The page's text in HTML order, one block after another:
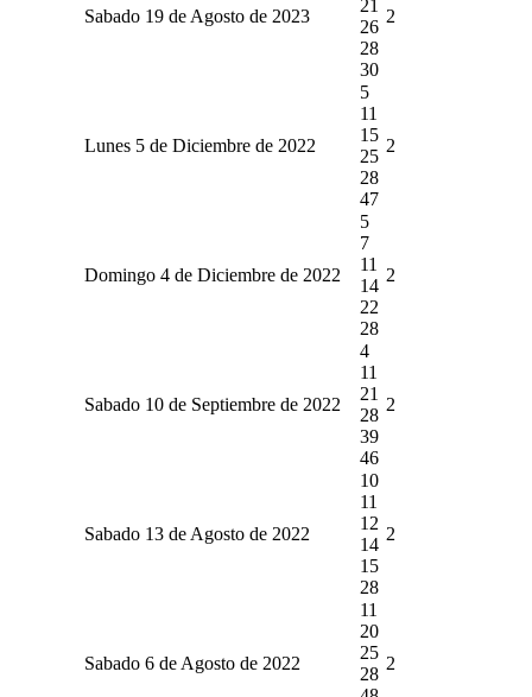
Sabado 19 de Agosto de 2023
21
26
28
30
2
Lunes 5 de Diciembre de 2022
5
11
15
25
28
47
2
Domingo 4 de Diciembre de 2022
5
7
11
14
22
28
2
Sabado 10 de Septiembre de 2022
4
11
21
28
39
46
2
Sabado 13 de Agosto de 2022
10
11
12
14
15
28
2
Sabado 6 de Agosto de 2022
11
20
25
28
2